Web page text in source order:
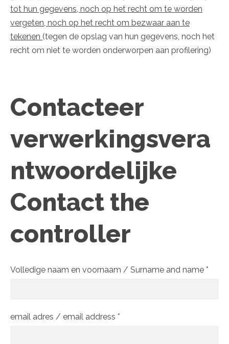
tot hun gegevens, noch op het recht om te worden
vergeten, noch op het recht om bezwaar aan te
tekenen (tegen de opslag van hun gegevens, noch het
recht om niet te worden onderworpen aan profilering)
Contacteer
verwerkingsvera
ntwoordelijke
Contact the
controller
Volledige naam en voornaam / Surname and name *
email adres / email address *